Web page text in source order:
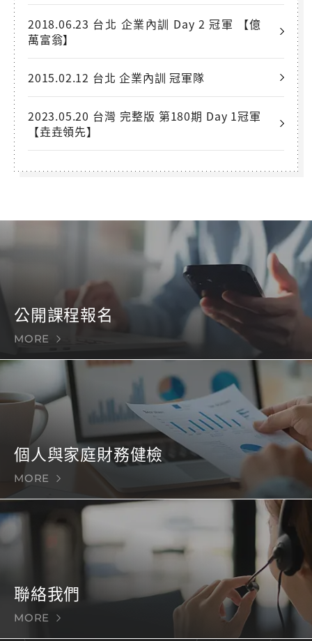
2018.06.23 台北 企業內訓 Day 2 冠軍 【億
萬富翁】
2015.02.12 台北 企業內訓 冠軍隊
2023.05.20 台灣 完整版 第180期 Day 1冠軍
【垚垚領先】
公開課程報名
MORE
個人與家庭財務健檢
MORE
聯絡我們
MORE